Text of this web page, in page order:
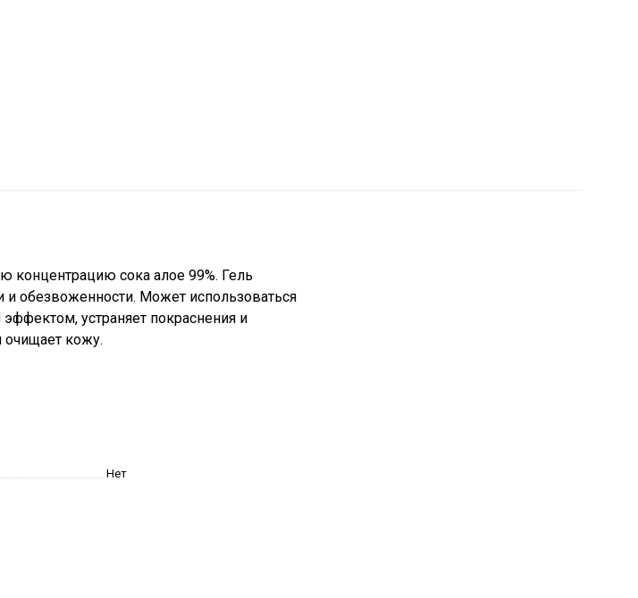
концентрацию сока алое 99%. Гель
и обезвоженности. Может использоваться
устраняет покраснения и
очищает кожу.
Нет